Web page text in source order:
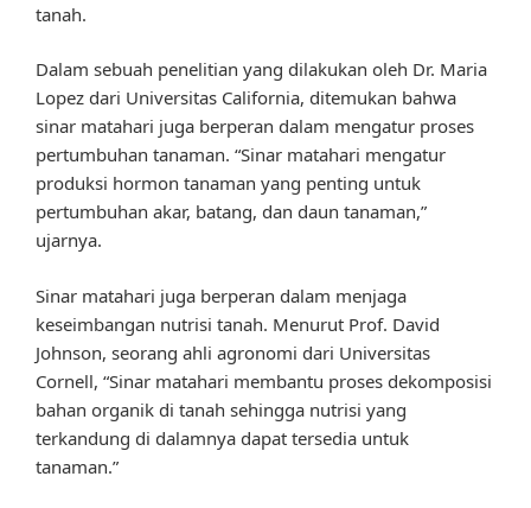
tanah.
Dalam sebuah penelitian yang dilakukan oleh Dr. Maria
Lopez dari Universitas California, ditemukan bahwa
sinar matahari juga berperan dalam mengatur proses
pertumbuhan tanaman. “Sinar matahari mengatur
produksi hormon tanaman yang penting untuk
pertumbuhan akar, batang, dan daun tanaman,”
ujarnya.
Sinar matahari juga berperan dalam menjaga
keseimbangan nutrisi tanah. Menurut Prof. David
Johnson, seorang ahli agronomi dari Universitas
Cornell, “Sinar matahari membantu proses dekomposisi
bahan organik di tanah sehingga nutrisi yang
terkandung di dalamnya dapat tersedia untuk
tanaman.”